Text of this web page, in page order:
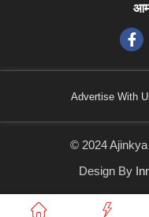
Advertise With
© 2024
Design By